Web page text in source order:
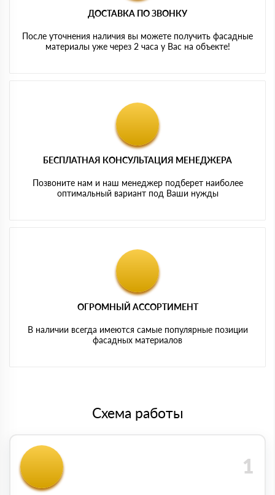
ДОСТАВКА ПО ЗВОНКУ
После уточнения наличия вы можете получить фасадные
материалы уже через 2 часа у Вас на объекте!
БЕСПЛАТНАЯ КОНСУЛЬТАЦИЯ МЕНЕДЖЕРА
Позвоните нам и наш менеджер подберет наиболее
оптимальный вариант под Ваши нужды
ОГРОМНЫЙ АССОРТИМЕНТ
В наличии всегда имеются самые популярные позиции
фасадных материалов
Схема работы